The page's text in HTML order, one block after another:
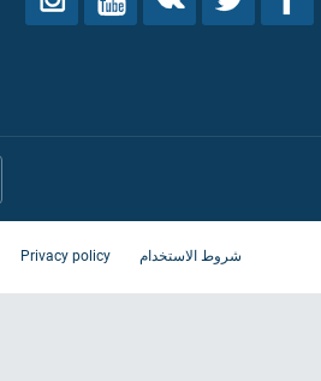
شروط الاستخدام Privacy policy